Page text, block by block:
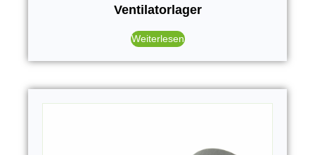
Ventilatorlager
Weiterlesen